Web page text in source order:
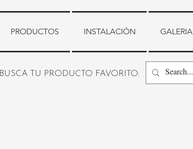
PRODUCTOS INSTALACIÓN GALERIA
BUSCA TU PRODUCTO FAVORITO: